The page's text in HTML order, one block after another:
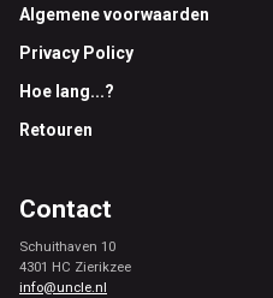
Footer
Algemene voorwaarden
Privacy Policy
Hoe lang...?
Retouren
Contact
Schuithaven 10
4301 HC Zierikzee
info@uncle.nl